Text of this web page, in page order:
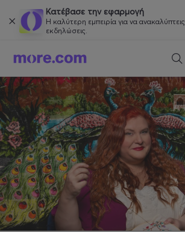
Κατέβασε την εφαρμογή
Η καλύτερη εμπειρία για να ανακαλύπτεις
εκδηλώσεις.